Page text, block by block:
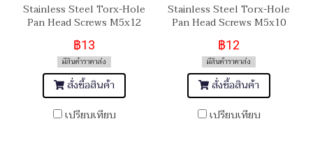
Stainless Steel Torx-Hole
Pan Head Screws M5x12
฿13
มีสินค้าราคาส่ง
สั่งซื้อสินค้า
เปรียบเทียบ
Stainless Steel Torx-Hole
Pan Head Screws M5x10
฿12
มีสินค้าราคาส่ง
สั่งซื้อสินค้า
เปรียบเทียบ